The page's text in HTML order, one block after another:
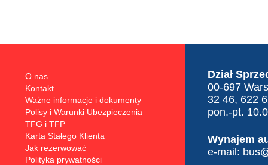
O nas
Kontakt
Ważne informacje i dokumenty
Polisy i Warunki Ubezpieczenia
TFG i TFP
Karta Stałego Klienta
Jak rezerwować
Polityka prywatności
Dział
00-697
32 46, 622
pon.-pt.
Wynajem
e-mail: